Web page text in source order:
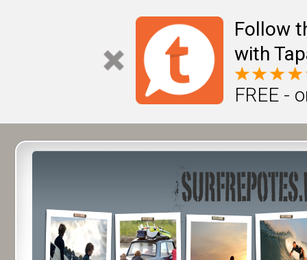
Follow
with
FREE -